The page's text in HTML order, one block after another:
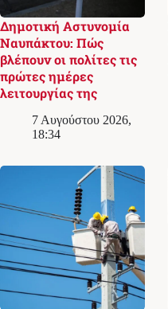
Δημοτική Αστυνομία
Ναυπάκτου: Πώς
βλέπουν οι πολίτες τις
πρώτες ημέρες
λειτουργίας της
7 Αυγούστου 2026,
18:34